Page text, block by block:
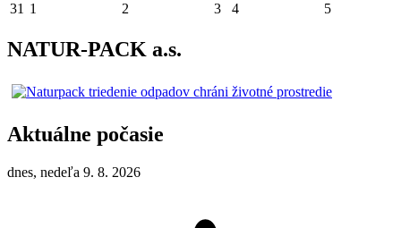
31 1 2 3 4 5
NATUR-PACK a.s.
Aktuálne počasie
dnes, nedeľa 9. 8. 2026